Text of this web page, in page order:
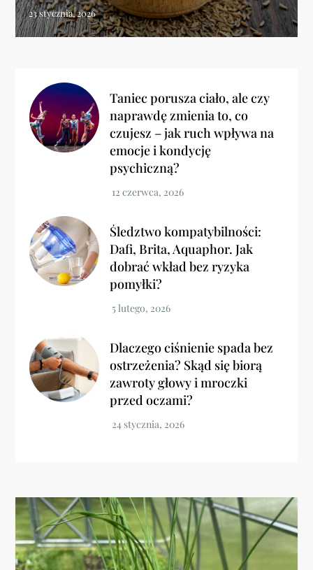
Taniec porusza ciało, ale czy
naprawdę zmienia to, co
czujesz – jak ruch wpływa na
emocje i kondycję
psychiczną?
Śledztwo kompatybilności:
Dafi, Brita, Aquaphor. Jak
dobrać wkład bez ryzyka
pomyłki?
Dlaczego ciśnienie spada bez
ostrzeżenia? Skąd się biorą
zawroty głowy i mroczki
przed oczami?